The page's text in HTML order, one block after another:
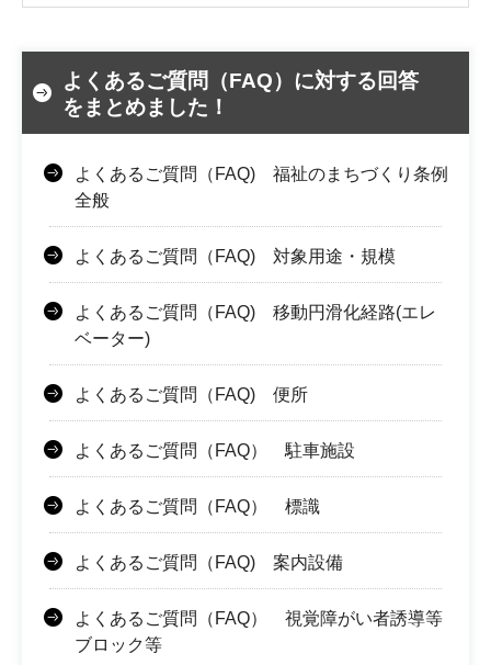
よくあるご質問（FAQ）に対する回答
をまとめました！
よくあるご質問（FAQ) 福祉のまちづくり条例
全般
よくあるご質問（FAQ) 対象用途・規模
よくあるご質問（FAQ) 移動円滑化経路(エレ
ベーター)
よくあるご質問（FAQ) 便所
よくあるご質問（FAQ） 駐車施設
よくあるご質問（FAQ） 標識
よくあるご質問（FAQ) 案内設備
よくあるご質問（FAQ） 視覚障がい者誘導等
ブロック等